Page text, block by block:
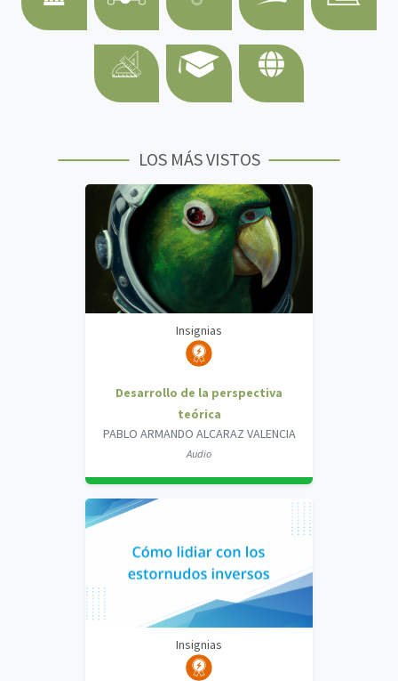
LOS MÁS VISTOS
Insignias
Desarrollo de la perspectiva
teórica
PABLO ARMANDO ALCARAZ VALENCIA
Audio
Insignias